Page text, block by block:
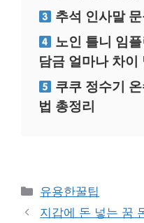
추석 인사말
노인 틀니 임
담금 얼마나 차이
쿠쿠 정수기
법 총정리
카
테
유용한꿀팁
지갑에 돈 넣는 꿈